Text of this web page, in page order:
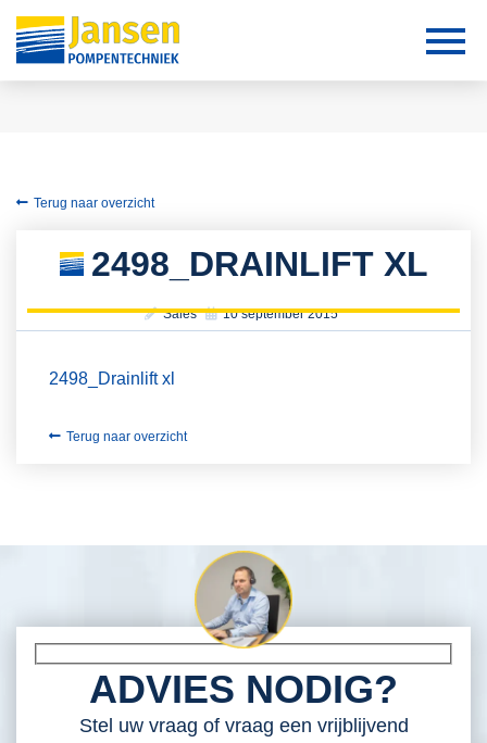
Terug naar overzicht
2498_DRAINLIFT XL
Sales 10 september 2015
2498_Drainlift xl
Terug naar overzicht
ADVIES NODIG?
Stel uw vraag of vraag een vrijblijvend